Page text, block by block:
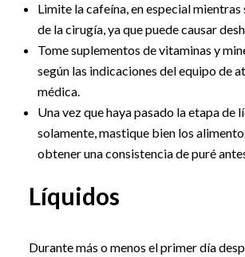
Limite la cafeína, en especial mientras
de la cirugía, ya que puede causar
Tome suplementos de vitaminas y
según las indicaciones del equipo de
médica.
Una vez que haya pasado la etapa de
solamente, mastique bien los
obtener una consistencia de puré
Líquidos
Durante más o menos el primer día